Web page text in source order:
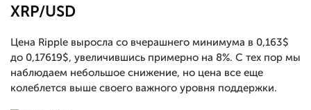
XRP/USD
Цена Ripple выросла со вчерашнего минимума в 0,163$
до 0,17619$, увеличившись примерно на 8%. С тех пор мы
наблюдаем небольшое снижение, но цена все еще
колеблется выше своего важного уровня поддержки.